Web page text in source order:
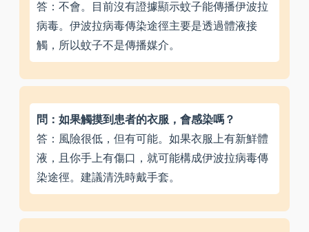
答：不會。目前沒有證據顯示蚊子能傳播伊波拉
病毒。伊波拉病毒傳染途徑主要是透過體液接
觸，所以蚊子不是傳播媒介。
問：如果觸摸到患者的衣服，會感染嗎？
答：風險很低，但有可能。如果衣服上有新鮮體
液，且你手上有傷口，就可能構成伊波拉病毒傳
染途徑。建議清洗時戴手套。